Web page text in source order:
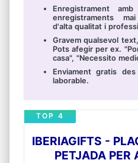
Enregistrament
enregistraments
d'alta qualitat i
Gravem qualsevol
Pots afegir per ex.
casa", "Necessito
Enviament gratis
laborable.
IBERIAGIFTS -
PETJADA PER
TOP 4